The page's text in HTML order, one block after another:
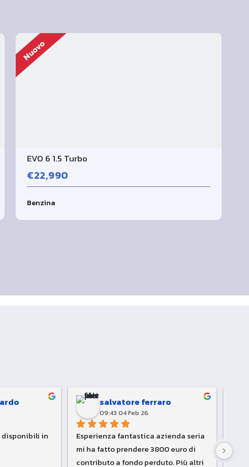
Nuovo
EVO 6 1.5 Turbo
€22,990
Benzina
disponibili in
salvatore ferraro
09:43 04 Feb 26
Esperienza fantastica azienda seria
mi ha fatto prendere 3800 euro di
contributo a fondo perduto. Più altri
stati